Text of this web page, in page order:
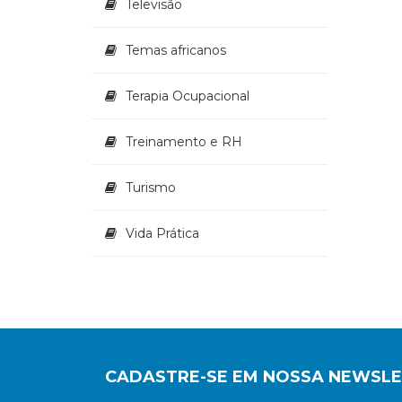
Televisão
Temas africanos
Terapia Ocupacional
Treinamento e RH
Turismo
Vida Prática
CADASTRE-SE EM NOSSA